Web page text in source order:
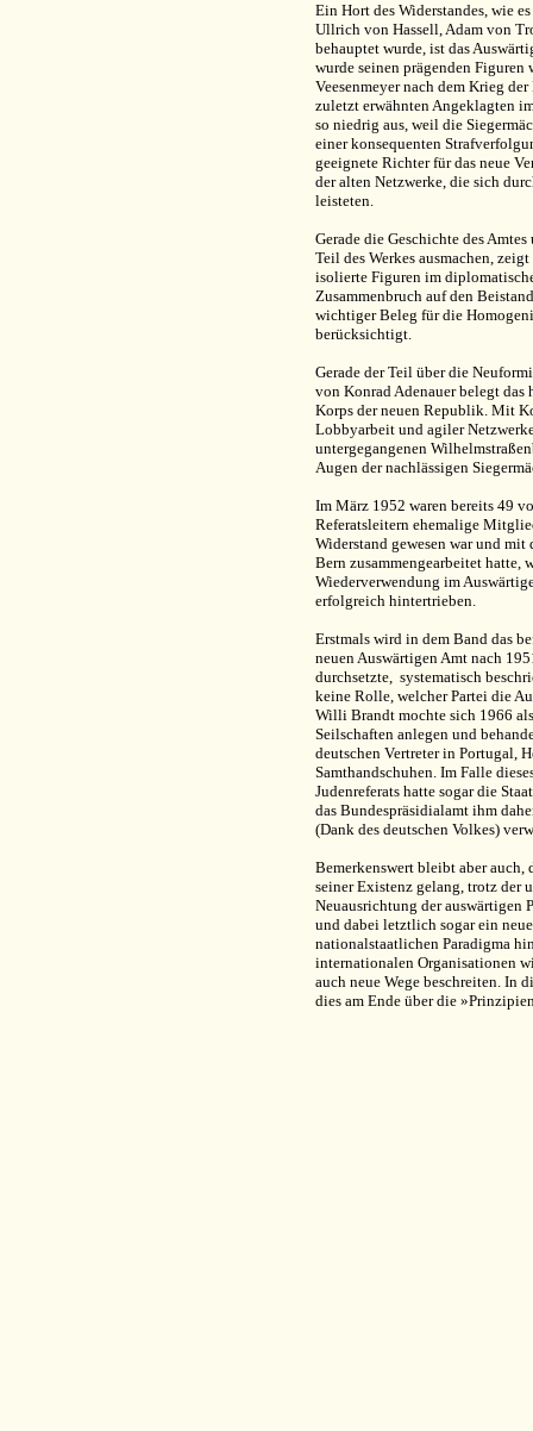
Ein Hort des Widerstandes, wie
Ullrich von Hassell, Adam von
behauptet wurde, ist das
wurde seinen prägenden
Veesenmeyer nach dem Krieg
zuletzt erwähnten Angeklagten
so niedrig aus, weil die
einer konsequenten
geeignete Richter für das neue
der alten Netzwerke, die sich
leisteten.
Gerade die Geschichte des
Teil des Werkes ausmachen,
isolierte Figuren im
Zusammenbruch auf den
wichtiger Beleg für die
berücksichtigt.
Gerade der Teil über die
von Konrad Adenauer belegt
Korps der neuen Republik. Mit
Lobbyarbeit und agiler
untergegangenen
Augen der nachlässigen
Im März 1952 waren bereits 49
Referatsleitern ehemalige
Widerstand gewesen war und
Bern zusammengearbeitet hatte,
Wiederverwendung im
erfolgreich hintertrieben.
Erstmals wird in dem Band das
neuen Auswärtigen Amt nach
durchsetzte, systematisch
keine Rolle, welcher Partei die
Willi Brandt mochte sich 1966
Seilschaften anlegen und
deutschen Vertreter in Portugal,
Samthandschuhen. Im Falle
Judenreferats hatte sogar die
das Bundespräsidialamt ihm
(Dank des deutschen Volkes)
Bemerkenswert bleibt aber auch,
seiner Existenz gelang, trotz der
Neuausrichtung der auswärtigen
und dabei letztlich sogar ein
nationalstaatlichen Paradigma
internationalen Organisationen
auch neue Wege beschreiten. In
dies am Ende über die